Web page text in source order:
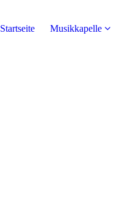
Startseite Musikkapelle